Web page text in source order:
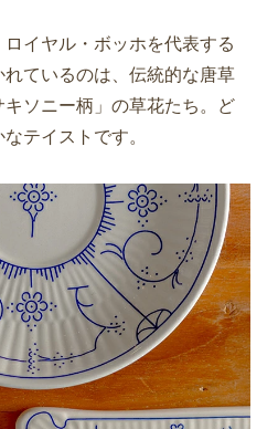
ロイヤル・ボッホを代表する
ているのは、伝統的な唐草
ソニー柄」の草花たち。ど
テイストです。